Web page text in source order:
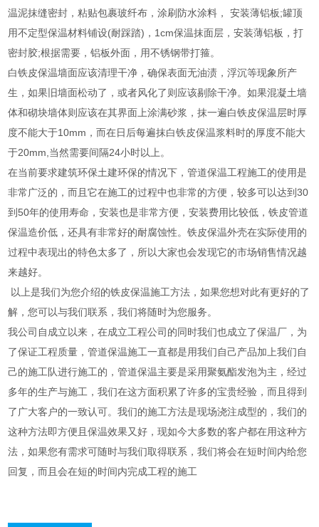
温泥抹缝密封，粘贴包裹玻纤布，涂刷防水涂料， 安装薄铝板;罐顶
用不定型保温材料铺设(耐踩踏)，1cm保温抹面层，安装薄铝板，打
密封胶;根据需要，铝板外面，用不锈钢带打箍。
白铁皮保温墙面应该清理干净，确保表面无油渍，浮沉等现象所产
生，如果旧墙面松动了，或者风化了则应该剔除干净。如果混凝土墙
体和砌块墙体则应该在其界面上涂满砂浆，抹一遍白铁皮保温层时厚
度不能大于10mm，而在日后每遍抹白铁皮保温浆料时的厚度不能大
于20mm,当然需要间隔24小时以上。
在当前要求建筑环保土建环保的情况下，管道保温工程施工的使用是
非常广泛的，而且它在施工的过程中也非常的方便，较多可以达到30
到50年的使用寿命，安装也是非常方便，安装费用比较低，铁皮管道
保温造价低，还具有非常好的耐腐蚀性。铁皮保温外壳在实际使用的
过程中表现出的特色太多了，所以大家也会发现它的市场销售情况越
来越好。
以上是我们为您介绍的铁皮保温施工方法，如果您想对此有更好的了
解，您可以与我们联系，我们将随时为您服务。
我公司自成立以来，在成立工程公司的同时我们也成立了保温厂，为
了保证工程质量，管道保温施工一直都是用我们自己产品加上我们自
己的施工队进行施工的，管道保温主要是采用聚氨酯发泡为主，经过
多年的生产与施工，我们在这方面积累了许多的宝贵经验，而且得到
了广大客户的一致认可。我们的施工方法是现场浇注成型的，我们的
这种方法即方便且保温效果又好，现如今大多数的客户都在用这种方
法，如果您有需求可随时与我们取得联系，我们将会在短时间内给您
回复，而且会在短的时间内完成工程的施工